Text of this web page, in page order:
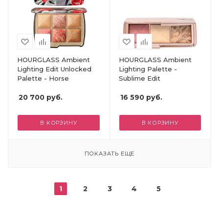
HOURGLASS Ambient
Lighting Edit Unlocked
Palette - Horse
20 700 руб.
В КОРЗИНУ
HOURGLASS Ambient
Lighting Palette -
Sublime Edit
16 590руб.
В КОРЗИНУ
ПОКАЗАТЬ ЕЩЕ
1 2 3 4 5